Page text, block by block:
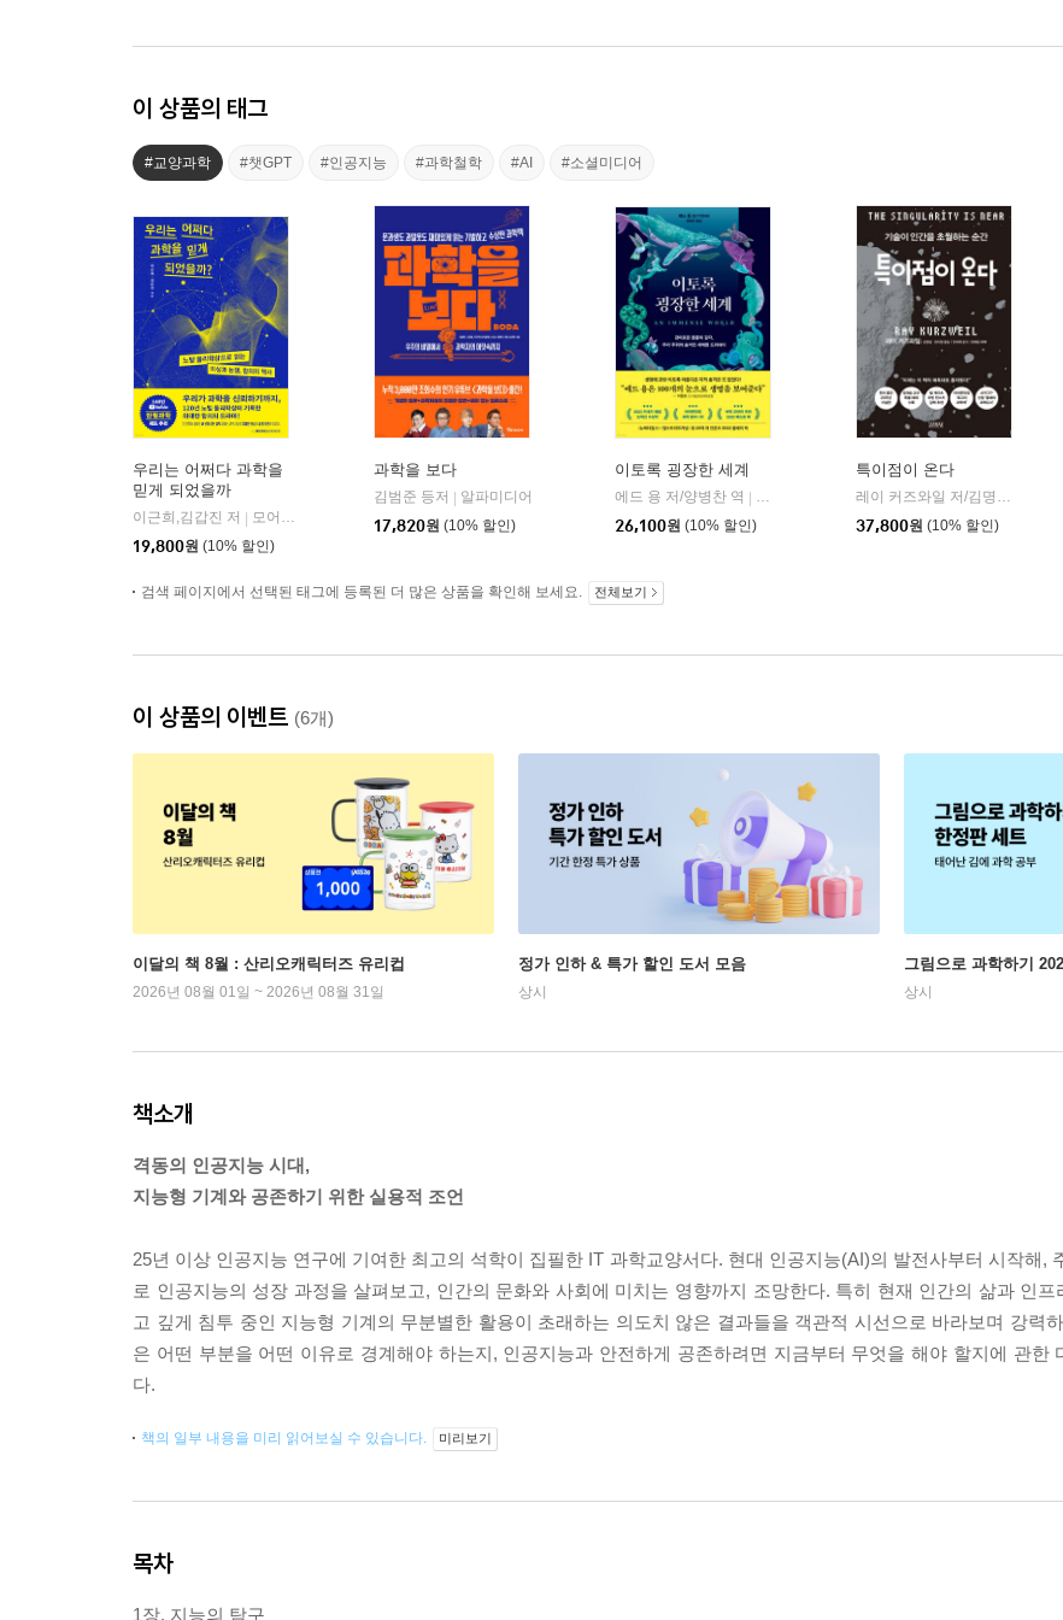
이 상품의 태그
#교양과학 #챗GPT #인공지능 #과학철학 #AI #소셜미디어
우리는 어쩌다 과학을
믿게 되었을까
이근희,김갑진 저
모어사이언스
19,800원 (10% 할인)
과학을 보다
김범준 등저
알파미디어
17,820원 (10% 할인)
이토록 굉장한 세계
에드 용 저/양병찬 역
어크로스
26,100원 (10% 할인)
특이점이 온다
레이 커즈와일 저/김명남,장시형 역/진대제 감수/정재승 해제
37,800원 (10% 할인)
검색 페이지에서 선택된 태그에 등록된 더 많은 상품을 확인해 보세요. 전체보기
이 상품의 이벤트 (6개)
이달의 책 8월 : 산리오캐릭터즈 유리컵
2026년 08월 01일 ~ 2026년 08월 31일
정가 인하 & 특가 할인 도서 모음
상시
그림으로 과학하기
상시
책소개
격동의 인공지능 시대,
지능형 기계와 공존하기 위한 실용적 조언
25년 이상 인공지능 연구에 기여한 최고의 석학이 집필한 IT 과학교양서다. 현대 인공지능(AI)의 발전사부터 시작해,
로 인공지능의 성장 과정을 살펴보고, 인간의 문화와 사회에 미치는 영향까지 조망한다. 특히 현재 인간의 삶과 인프
고 깊게 침투 중인 지능형 기계의 무분별한 활용이 초래하는 의도치 않은 결과들을 객관적 시선으로 바라보며 강력
은 어떤 부분을 어떤 이유로 경계해야 하는지, 인공지능과 안전하게 공존하려면 지금부터 무엇을 해야 할지에 관한
다.
책의 일부 내용을 미리 읽어보실 수 있습니다. 미리보기
목차
1장. 지능의 탐구